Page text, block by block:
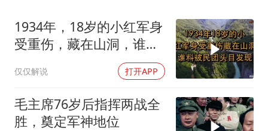
胡彦斌获《歌手2026》歌王
我国外贸延续良好增长态势
“新疆阿勒泰八月能滑雪”不实
夯实基础开新局
1934年，18岁的小红军身
受重伤，藏在山洞，谁料
仅仅解说 打开APP
毛主席76岁后指挥两战全
胜，奠定军神地位